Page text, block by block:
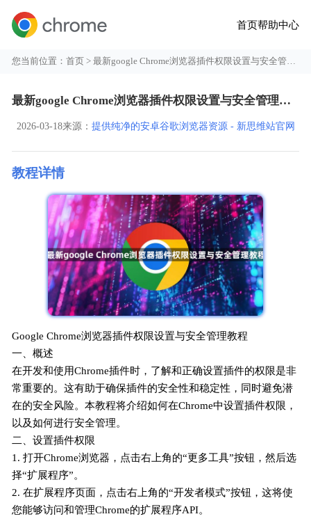
首页帮助中心
您当前位置：首页 > 最新google Chrome浏览器插件权限设置与安全管理教程
最新google Chrome浏览器插件权限设置与安全管理教程
2026-03-18来源： 提供纯净的安卓谷歌浏览器资源 - 新思维站官网
教程详情
Google Chrome浏览器插件权限设置与安全管理教程
一、概述
在开发和使用Chrome插件时，了解和正确设置插件的权限是非
常重要的。这有助于确保插件的安全性和稳定性，同时避免潜
在的安全风险。本教程将介绍如何在Chrome中设置插件权限，
以及如何进行安全管理。
二、设置插件权限
1. 打开Chrome浏览器，点击右上角的“更多工具”按钮，然后选
择“扩展程序”。
2. 在扩展程序页面，点击右上角的“开发者模式”按钮，这将使
您能够访问和管理Chrome的扩展程序API。